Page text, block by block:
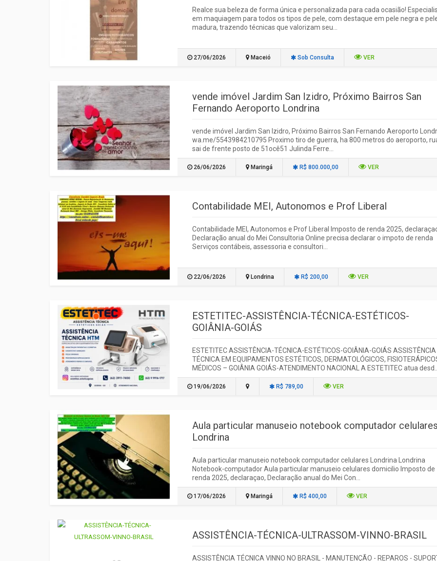
Realce sua beleza de forma única e personalizada para cada ocasião!
em maquiagem para todos os tipos de pele, com destaque em pele negra e
madura, trazendo técnicas que valorizam seu...
27/06/2026 Maceió Sob Consulta VER
vende imóvel Jardim San Izidro, Próximo Bairros San
Fernando Aeroporto Londrina
vende imóvel Jardim San Izidro, Próximo Bairros San Fernando Aeroporto
wa.me/5543984210795 Proximo tiro de guerra, ha 800 metros do aeroporto,
sai de frente posto de 51ocê51 Julinda Ferre...
26/06/2026 Maringá R$ 800.000,00 VER
Contabilidade MEI, Autonomos e Prof Liberal
Contabilidade MEI, Autonomos e Prof Liberal Imposto de renda 2025,
Declaração anual do Mei Consultoria Online precisa declarar o impoto de renda
Serviços contábeis, assessoria e consultori...
22/06/2026 Londrina R$ 200,00 VER
ESTETITEC-ASSISTÊNCIA-TÉCNICA-ESTÉTICOS-
GOIÂNIA-GOIÁS
ESTETITEC ASSISTÊNCIA-TÉCNICA-ESTÉTICOS-GOIÂNIA-GOIÁS ASSISTÊNCIA
TÉCNICA EM EQUIPAMENTOS ESTÉTICOS, DERMATOLÓGICOS,
MÉDICOS – GOIÂNIA GOIÁS-ATENDIMENTO NACIONAL A ESTETITEC atua desd...
19/06/2026 R$ 789,00 VER
Aula particular manuseio notebook computador celulares
Londrina
Aula particular manuseio notebook computador celulares Londrina Londrina
Notebook-computador Aula particular manuseio celulares domicilio Imposto de
renda 2025, declaraçao, Declaração anual do Mei Con...
17/06/2026 Maringá R$ 400,00 VER
ASSISTÊNCIA-TÉCNICA-ULTRASSOM-VINNO-BRASIL
ASSISTÊNCIA TÉCNICA VINNO NO BRASIL - MANUTENÇÃO - REPAROS -